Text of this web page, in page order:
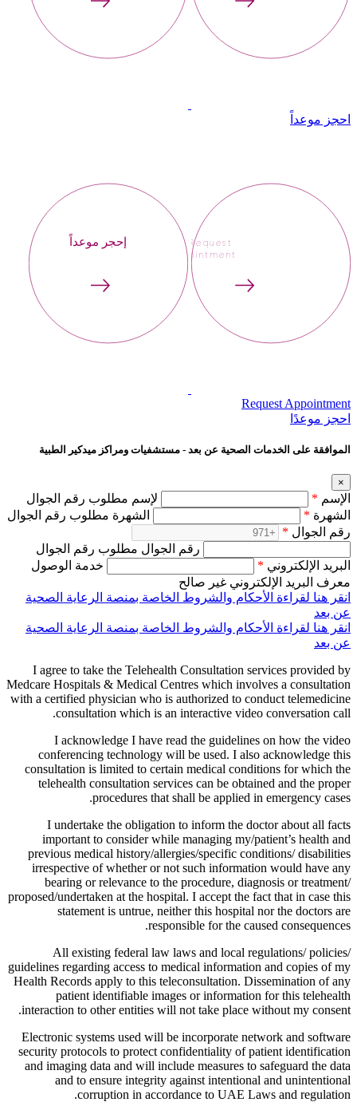
احجز موعداً
Request
Appointment
إحجر موعداً
Request Appointment
احجز‍ موعدًا
الموافقة على الخدمات الصحية عن بعد - مستشفيات ومراكز ميدكير الطبية
×
الإسم *
لإسم مطلوب رقم الجوال
الشهرة *
الشهرة مطلوب رقم الجوال
رقم الجوال *
رقم الجوال مطلوب رقم الجوال
البريد الإلكتروني *
خدمة الوصول
معرف البريد الإلكتروني غير صالح
انقر هنا لقراءة الأحكام والشروط الخاصة بمنصة الرعاية الصحية
عن بعد
انقر هنا لقراءة الأحكام والشروط الخاصة بمنصة الرعاية الصحية
عن بعد
I agree to take the Telehealth Consultation services provided by
Medcare Hospitals & Medical Centres which involves a consultation
with a certified physician who is authorized to conduct telemedicine
consultation which is an interactive video conversation call.
I acknowledge I have read the guidelines on how the video
conferencing technology will be used. I also acknowledge this
consultation is limited to certain medical conditions for which the
telehealth consultation services can be obtained and the proper
procedures that shall be applied in emergency cases.
I undertake the obligation to inform the doctor about all facts
important to consider while managing my/patient’s health and
previous medical history/allergies/specific conditions/ disabilities
irrespective of whether or not such information would have any
bearing or relevance to the procedure, diagnosis or treatment/
proposed/undertaken at the hospital. I accept the fact that in case this
statement is untrue, neither this hospital nor the doctors are
responsible for the caused consequences.
All existing federal law laws and local regulations/ policies/
guidelines regarding access to medical information and copies of my
Health Records apply to this teleconsultation. Dissemination of any
patient identifiable images or information for this telehealth
interaction to other entities will not take place without my consent.
Electronic systems used will be incorporate network and software
security protocols to protect confidentiality of patient identification
and imaging data and will include measures to safeguard the data
and to ensure integrity against intentional and unintentional
corruption in accordance to UAE Laws and regulation.